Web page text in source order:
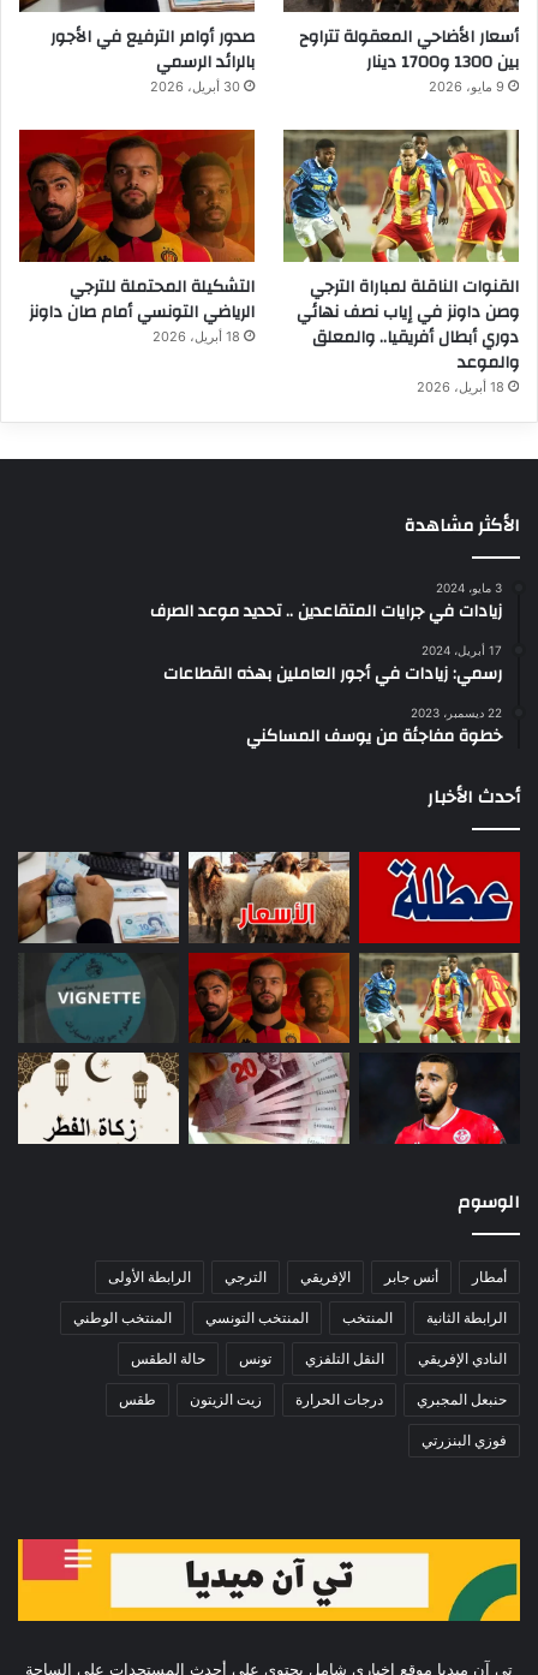
أسعار الأضاحي المعقولة تتراوح
بين 1300 و1700 دينار
9 مايو، 2026
صدور أوامر الترفيع في الأجور
بالرائد الرسمي
30 أبريل، 2026
القنوات الناقلة لمباراة الترجي
وصن داونز في إياب نصف نهائي
دوري أبطال أفريقيا.. والمعلق
والموعد
18 أبريل، 2026
التشكيلة المحتملة للترجي
الرياضي التونسي أمام صان داونز
18 أبريل، 2026
الأكثر مشاهدة
3 مايو، 2024
زيادات في جرايات المتقاعدين .. تحديد موعد الصرف
17 أبريل، 2024
رسمي: زيادات في أجور العاملين بهذه القطاعات
22 ديسمبر، 2023
خطوة مفاجئة من يوسف المساكني
أحدث الأخبار
الوسوم
أمطار أنس جابر الإفريقي الترجي الرابطة الأولى
الرابطة الثانية المنتخب المنتخب التونسي المنتخب الوطني
النادي الإفريقي النقل التلفزي تونس حالة الطقس
حنبعل المجبري درجات الحرارة زيت الزيتون طقس
فوزي البنزرتي
تي آن ميديا موقع إخباري شامل يحتوي على أحدث المستجدات على الساحة